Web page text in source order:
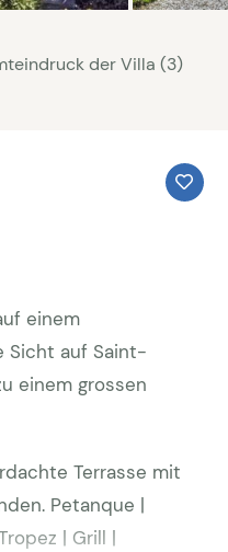
der Villa (3)
einem
Sicht auf Saint-
einem grossen
Terrasse mit
Petanque |
| Grill |